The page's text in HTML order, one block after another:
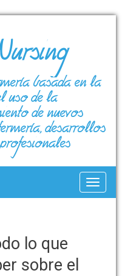
basada en la
uso de la
de nuevos
desarrollos
lo que
sobre el